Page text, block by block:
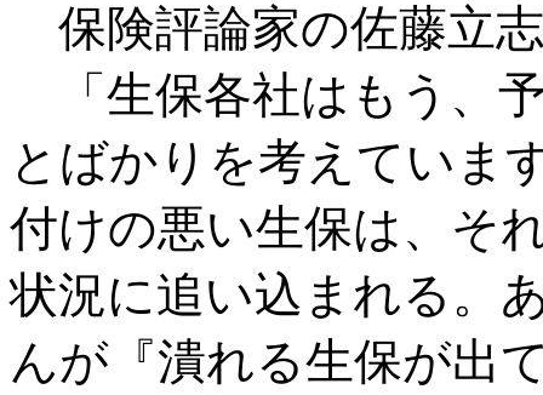
保険評論家の佐藤立
「生保各社はもう、
とばかりを考えていま
付けの悪い生保は、そ
状況に追い込まれる。
んが『潰れる生保が出